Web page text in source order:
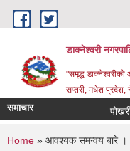
Skip to main content
डाक्नेश्वरी
"समृद्ध डाक्नेश्वरीको
सप्तरी, मधेश प्रदेश,
समाचार पोखरी
You are here
Home » आवश्यक समन्वय बारे ।